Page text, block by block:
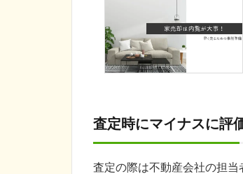
査定時にマイナスに評
査定の際は不動産会社の担当